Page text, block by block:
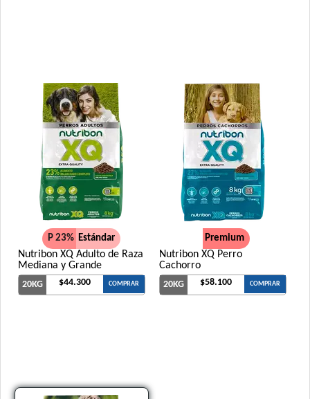
P 23% Estándar
Nutribon XQ Adulto de Raza
Mediana y Grande
20KG $44.300 COMPRAR
Premium
Nutribon XQ Perro
Cachorro
20KG $58.100 COMPRAR